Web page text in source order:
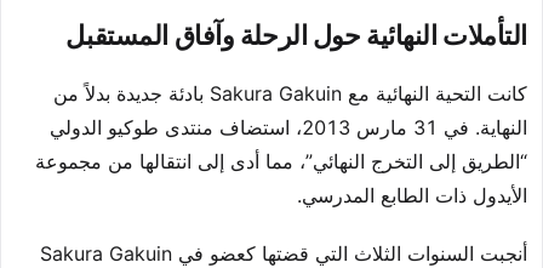
التأملات النهائية حول الرحلة وآفاق المستقبل
كانت التحية النهائية مع Sakura Gakuin بادئة جديدة بدلاً من
النهاية. في 31 مارس 2013، استضاف منتدى طوكيو الدولي
“الطريق إلى التخرج النهائي”، مما أدى إلى انتقالها من مجموعة
الأيدول ذات الطابع المدرسي.
أنجبت السنوات الثلاث التي قضتها كعضو في Sakura Gakuin